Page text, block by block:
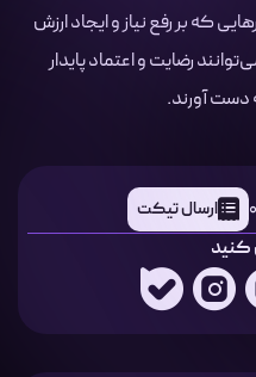
که بر رفع نیاز و ایجاد ارزش
رضایت و اعتماد پایدار
دست آورند.
ارسال تیکت
کنید